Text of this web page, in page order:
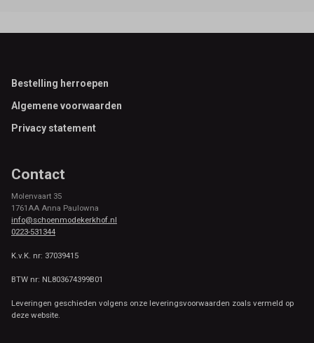
Footer
Bestelling herroepen
Algemene voorwaarden
Privacy statement
Contact
Molenvaart 35
1761AA Anna Paulowna
info@schoenmodekerkhof.nl
0223-531344
K.v.K. nr: 37039415
BTW nr: NL803674399B01
Leveringen geschieden volgens onze leveringsvoorwaarden zoals vermeld op
deze website.